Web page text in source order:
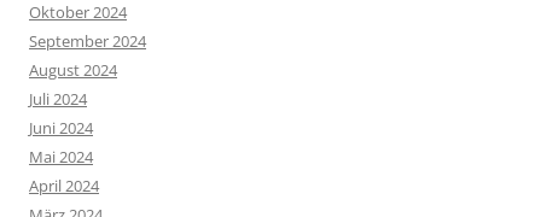
Oktober 2024
September 2024
August 2024
Juli 2024
Juni 2024
Mai 2024
April 2024